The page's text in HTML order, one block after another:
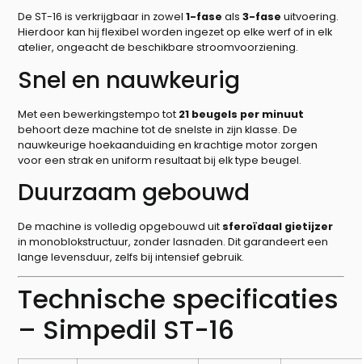
De ST-16 is verkrijgbaar in zowel1-fase als3-fase uitvoering.
Hierdoor kan hij flexibel worden ingezet op elke werf of in elk
atelier, ongeacht de beschikbare stroomvoorziening.
Snel en nauwkeurig
Met een bewerkingstempo tot 21 beugels per minuut
behoort deze machine tot de snelste in zijn klasse. De
nauwkeurige hoekaanduiding en krachtige motor zorgen
voor een strak en uniform resultaat bij elk type beugel.
Duurzaam gebouwd
De machine is volledig opgebouwd uit sferoïdaal gietijzer
in monoblokstructuur, zonder lasnaden. Dit garandeert een
lange levensduur, zelfs bij intensief gebruik.
Technische specificaties
– Simpedil ST-16